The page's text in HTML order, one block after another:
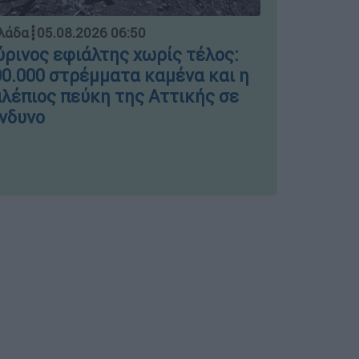
┋05.08.2026 06:50
εφιάλτης χωρίς τέλος:
στρέμματα καμένα και η
πεύκη της Αττικής σε